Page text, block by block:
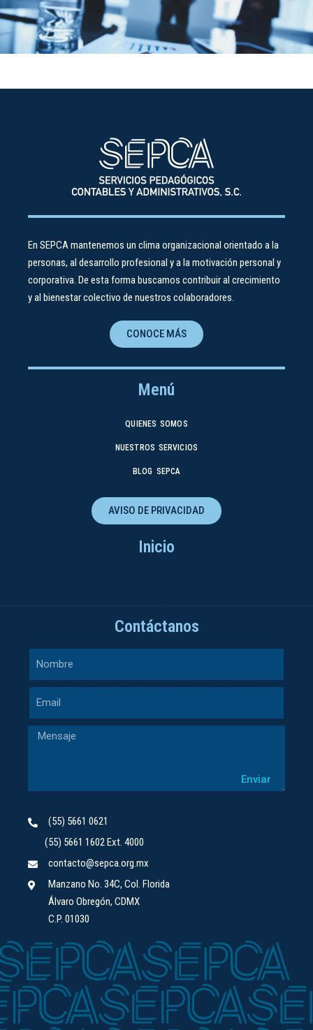
En SEPCA mantenemos un clima organizacional orientado a la
personas, al desarrollo profesional y a la motivación personal y
corporativa. De esta forma buscamos contribuir al crecimiento
y al bienestar colectivo de nuestros colaboradores.
CONOCE MÁS
Menú
QUIENES SOMOS
NUESTROS SERVICIOS
BLOG SEPCA
AVISO DE PRIVACIDAD
Inicio
Contáctanos
Enviar
(55) 5661 0621
(55) 5661 1602 Ext. 4000
contacto@sepca.org.mx
Manzano No. 34C, Col. Florida
Álvaro Obregón, CDMX
C.P. 01030